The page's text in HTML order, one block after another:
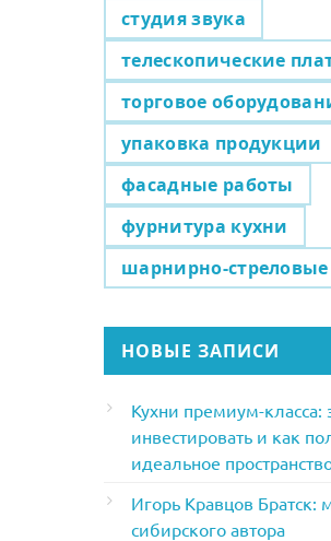
студия звука
телескопические
торговое
упаковка продукции
фасадные работы
фурнитура кухни
шарнирно-
НОВЫЕ ЗАПИСИ
Кухни премиум-класса:
инвестировать и как
идеальное
Игорь Кравцов Братск:
сибирского автора